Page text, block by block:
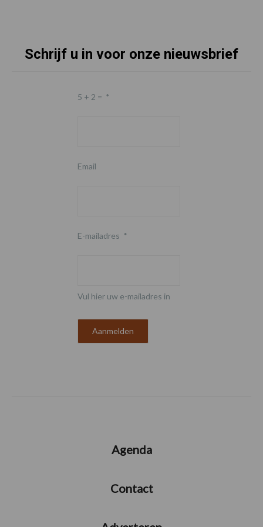
Schrijf u in voor onze nieuwsbrief
5 + 2 = *
Email
E-mailadres *
Vul hier uw e-mailadres in
Agenda
Contact